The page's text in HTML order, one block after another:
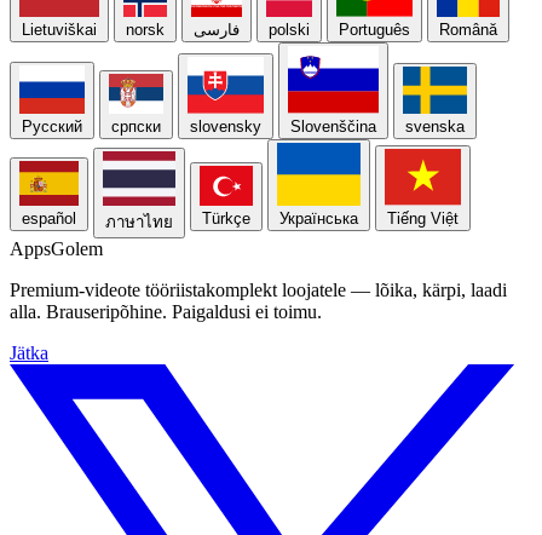
Lietuviškai norsk فارسی polski Português Română
Русский српски slovensky Slovenščina svenska
español ภาษาไทย Türkçe Українська Tiếng Việt
AppsGolem
Premium-videote tööriistakomplekt loojatele — lõika, kärpi, laadi
alla. Brauseripõhine. Paigaldusi ei toimu.
Jätka